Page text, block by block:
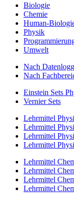
Biologie
Chemie
Human-
Physik
Umwelt
Nach
Nach
Einstein Sets
Vernier Sets
Lehrmittel
Lehrmittel
Lehrmittel
Lehrmittel
Lehrmittel
Lehrmittel
Lehrmittel
Lehrmittel